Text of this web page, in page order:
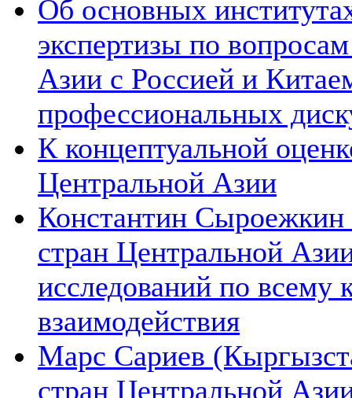
Об основных
экспертизы по
Азии с Россией и
профессиональных
К концептуальной
Центральной Азии
Константин Сыроежкин
стран Центральной
исследований по всему
взаимодействия
Марс Сариев
стран Центральной